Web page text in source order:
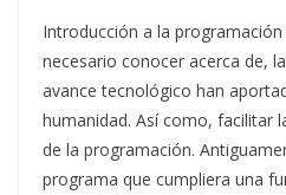
Introducción a la
necesario conocer acerca de,
avance tecnológico han
humanidad. Así como, facilitar
de la programación.
programa que cumpliera una